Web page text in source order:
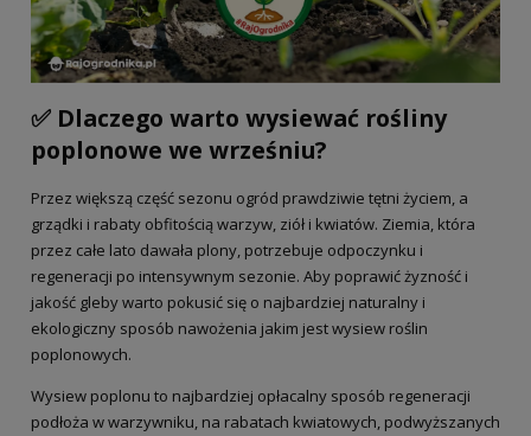
✅ Dlaczego warto wysiewać rośliny
poplonowe we wrześniu?
Przez większą część sezonu ogród prawdziwie tętni życiem, a
grządki i rabaty obfitością warzyw, ziół i kwiatów. Ziemia, która
przez całe lato dawała plony, potrzebuje odpoczynku i
regeneracji po intensywnym sezonie. Aby poprawić żyzność i
jakość gleby warto pokusić się o najbardziej naturalny i
ekologiczny sposób nawożenia jakim jest wysiew roślin
poplonowych.
Wysiew poplonu to najbardziej opłacalny sposób regeneracji
podłoża w warzywniku, na rabatach kwiatowych, podwyższanych